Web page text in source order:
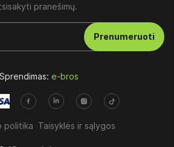
pranešimų.
Prenumeruoti
Sprendimas: e-bros
politika Taisyklės ir sąlygos